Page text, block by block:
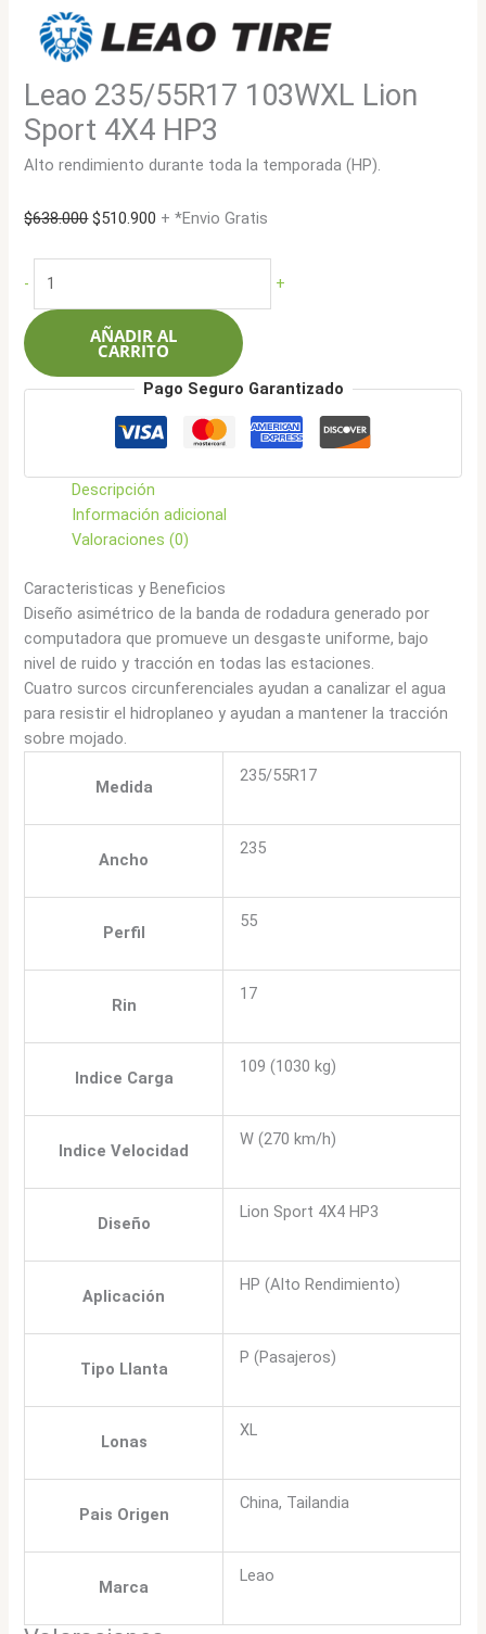
Leao 235/55R17 103WXL Lion
Sport 4X4 HP3
Alto rendimiento durante toda la temporada (HP).
$638.000El
$510.900 El
$510.900.
+ *Envio Gratis
-
235/55R17
103WXL
Sport
4X4
+
AÑADIR AL
CARRITO
Pago Seguro Garantizado
Descripción
Información adicional
Valoraciones (0)
Caracteristicas y Beneficios
Diseño asimétrico de la banda de rodadura generado por
computadora que promueve un desgaste uniforme, bajo
nivel de ruido y tracción en todas las estaciones.
Cuatro surcos circunferenciales ayudan a canalizar el agua
para resistir el hidroplaneo y ayudan a mantener la tracción
sobre mojado.
Medida
235/55R17
Ancho
235
Perfil
55
Rin
17
Indice Carga
109 (1030 kg)
Indice Velocidad
W (270 km/h)
Diseño
Lion Sport 4X4 HP3
Aplicación
HP (Alto Rendimiento)
Tipo Llanta
P (Pasajeros)
Lonas
XL
Pais Origen
China, Tailandia
Marca
Leao